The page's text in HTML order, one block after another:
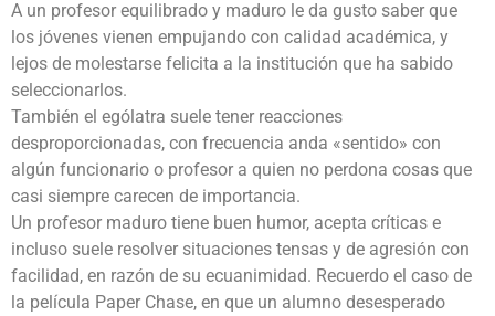
A un profesor equilibrado y maduro le da gusto saber que
los jóvenes vienen empujando con calidad académica, y
lejos de molestarse felicita a la institución que ha sabido
seleccionarlos.
También el ególatra suele tener reacciones
desproporcionadas, con frecuencia anda «sentido» con
algún funcionario o profesor a quien no perdona cosas que
casi siempre carecen de importancia.
Un profesor maduro tiene buen humor, acepta críticas e
incluso suele resolver situaciones tensas y de agresión con
facilidad, en razón de su ecuanimidad. Recuerdo el caso de
la película Paper Chase, en que un alumno desesperado